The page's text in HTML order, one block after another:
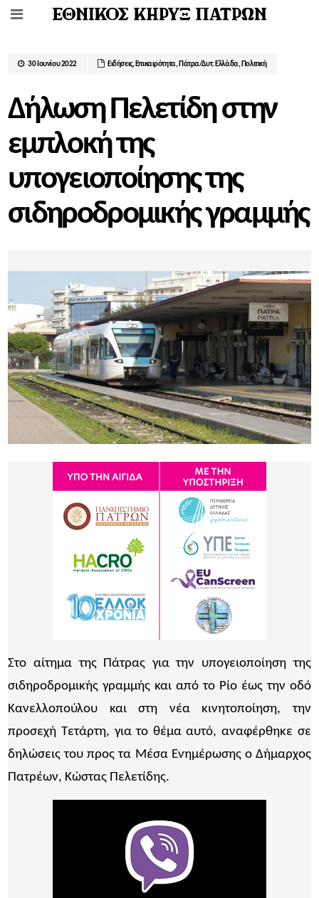
30 Ιουνίου 2022 Ειδήσεις, Επικαιρότητα, Πάτρα/Δυτ. Ελλάδα, Πολιτική
Δήλωση Πελετίδη στην
εμπλοκή της
υπογειοποίησης της
σιδηροδρομικής γραμμής
Στο αίτημα της Πάτρας για την υπογειοποίηση της
σιδηροδρομικής γραμμής και από το Ρίο έως την οδό
Κανελλοπούλου και στη νέα κινητοποίηση, την
προσεχή Τετάρτη, για το θέμα αυτό, αναφέρθηκε σε
δηλώσεις του προς τα Μέσα Ενημέρωσης ο Δήμαρχος
Πατρέων, Κώστας Πελετίδης.